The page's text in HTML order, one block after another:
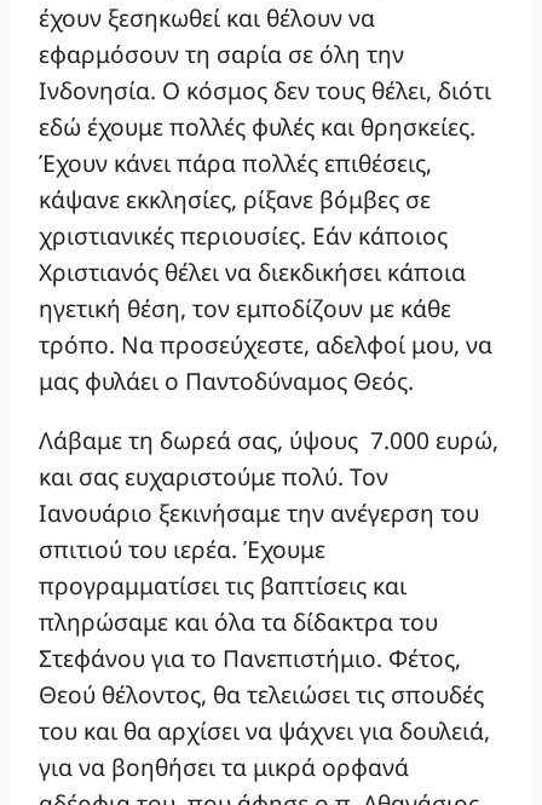
έχουν ξεσηκωθεί και θέλουν να
εφαρμόσουν τη σαρία σε όλη την
Ινδονησία. Ο κόσμος δεν τους θέλει, διότι
εδώ έχουμε πολλές φυλές και θρησκείες.
Έχουν κάνει πάρα πολλές επιθέσεις,
κάψανε εκκλησίες, ρίξανε βόμβες σε
χριστιανικές περιουσίες. Εάν κάποιος
Χριστιανός θέλει να διεκδικήσει κάποια
ηγετική θέση, τον εμποδίζουν με κάθε
τρόπο. Να προσεύχεστε, αδελφοί μου, να
μας φυλάει ο Παντοδύναμος Θεός.
Λάβαμε τη δωρεά σας, ύψους 7.000 ευρώ,
και σας ευχαριστούμε πολύ. Τον
Ιανουάριο ξεκινήσαμε την ανέγερση του
σπιτιού του ιερέα. Έχουμε
προγραμματίσει τις βαπτίσεις και
πληρώσαμε και όλα τα δίδακτρα του
Στεφάνου για το Πανεπιστήμιο. Φέτος,
Θεού θέλοντος, θα τελειώσει τις σπουδές
του και θα αρχίσει να ψάχνει για δουλειά,
για να βοηθήσει τα μικρά ορφανά